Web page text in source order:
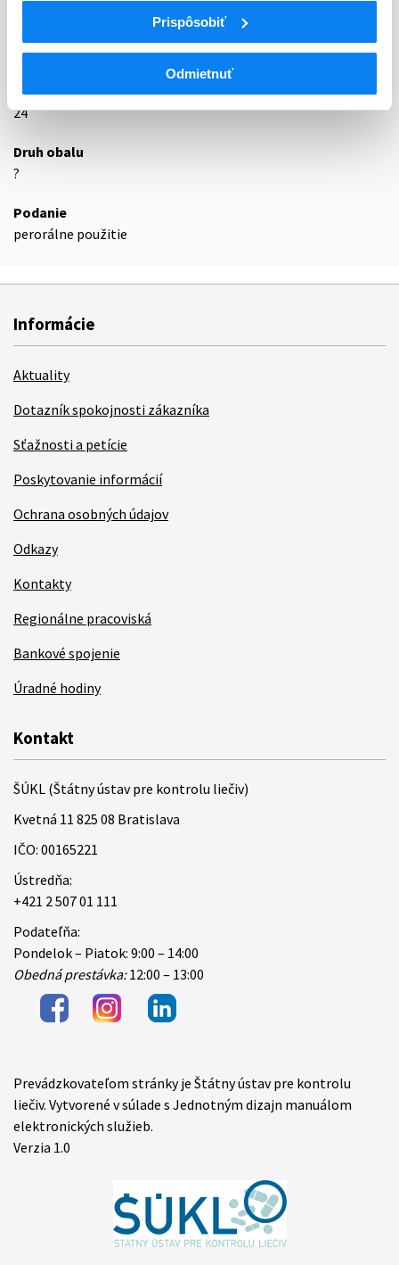
Prispôsobiť
Odmietnuť
Podrobnosti o lieku
Exspirácia
24
Druh obalu
?
Podanie
perorálne použitie
Informácie
Aktuality
Dotazník spokojnosti zákazníka
Sťažnosti a petície
Poskytovanie informácií
Ochrana osobných údajov
Odkazy
Kontakty
Regionálne pracoviská
Bankové spojenie
Úradné hodiny
Kontakt
ŠÚKL (Štátny ústav pre kontrolu liečiv)
Kvetná 11 825 08 Bratislava
IČO: 00165221
Ústredňa:
+421 2 507 01 111
Podateľňa:
Pondelok – Piatok: 9:00 – 14:00
Obedná prestávka:12:00 – 13:00
Items
Prevádzkovateľom stránky je Štátny ústav pre kontrolu
liečiv. Vytvorené v súlade s Jednotným dizajn manuálom
elektronických služieb.
Verzia 1.0